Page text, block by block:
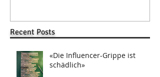
Recent Posts
«Die Influencer-Grippe ist
schädlich»